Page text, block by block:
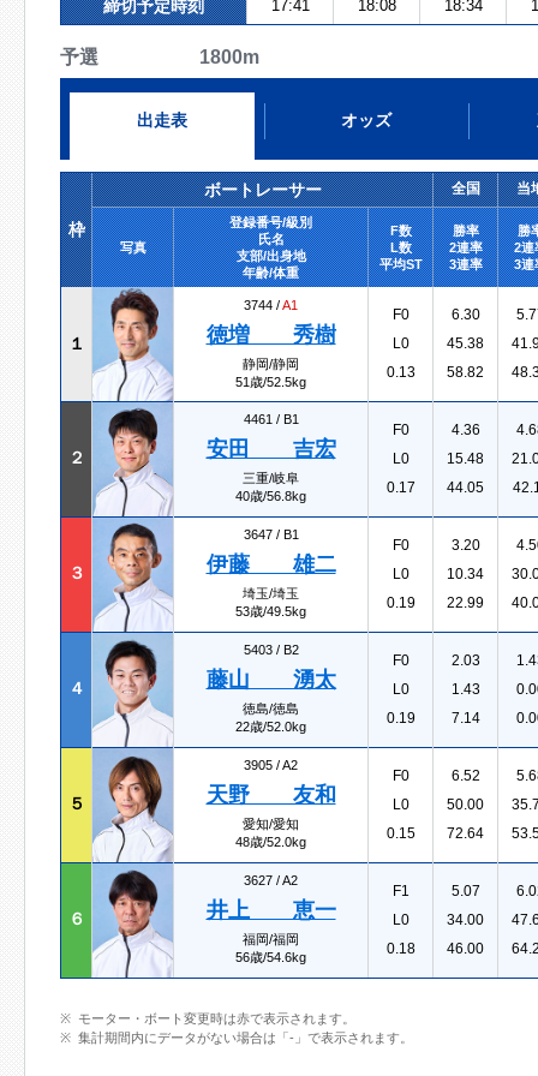
締切予定時刻 17:41 18:08 18:34
予選 1800m
出走表 オッズ
枠
ボートレーサー 全国 当
写真
登録番号/級別
氏名
支部/出身地
年齢/体重
F数
L数
平均ST
勝率
2連率
3連率
勝
2連
3連
１
3744 /A1
徳増 秀樹
静岡/静岡
51歳/52.5kg
F0
L0
0.13
6.30
45.38
58.82
２
4461 / B1
安田 吉宏
三重/岐阜
40歳/56.8kg
F0
L0
0.17
4.36
15.48
44.05
３
3647 / B1
伊藤 雄二
埼玉/埼玉
53歳/49.5kg
F0
L0
0.19
3.20
10.34
22.99
４
5403 / B2
藤山 湧太
徳島/徳島
22歳/52.0kg
F0
L0
0.19
2.03
1.43
7.14
５
3905 /A2
天野 友和
愛知/愛知
48歳/52.0kg
F0
L0
0.15
6.52
50.00
72.64
６
3627 /A2
井上 恵一
福岡/福岡
56歳/54.6kg
F1
L0
0.18
5.07
34.00
46.00
モーター・ボート変更時は赤で表示されます。
集計期間内にデータがない場合は「-」で表示されます。